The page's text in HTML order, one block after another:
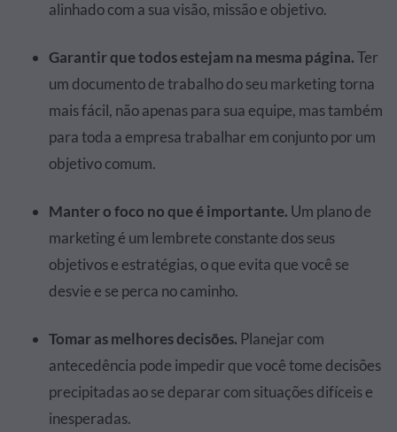
alinhado com a sua visão, missão e objetivo.
Garantir que todos estejam na mesma página.Ter
um documento de trabalho do seu marketing torna
mais fácil, não apenas para sua equipe, mas também
para toda a empresa trabalhar em conjunto por um
objetivo comum.
Manter o foco no que é importante. Um plano de
marketing é um lembrete constante dos seus
objetivos e estratégias, o que evita que você se
desvie e se perca no caminho.
Tomar as melhores decisões. Planejar com
antecedência pode impedir que você tome decisões
precipitadas ao se deparar com situações difíceis e
inesperadas.